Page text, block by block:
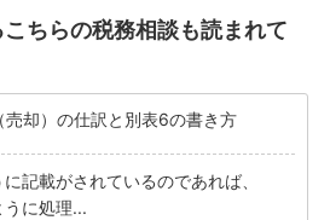
ちらの税務相談も読まれて
売却）の仕訳と別表6の書き方
記載がされているのであれば、
に処理...